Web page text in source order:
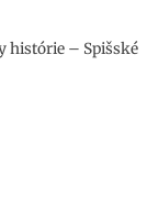
histórie – Spišské